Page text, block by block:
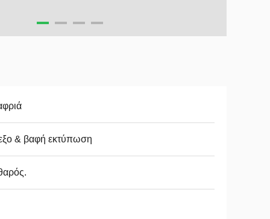
& βαφή εκτύπωση